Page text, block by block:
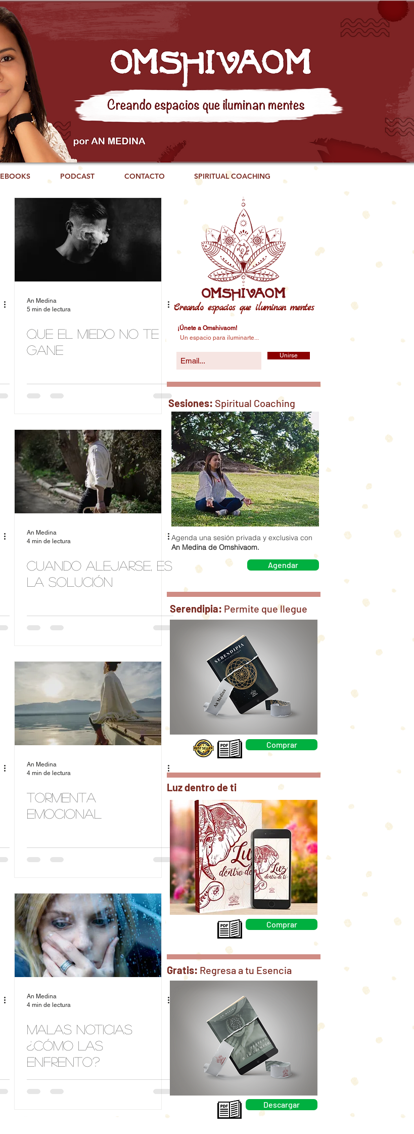
EBOOKS PODCAST CONTACTO SPIRITUAL COACHING
An Medina
5 min de lectura
Que el miedo no te
gane
An Medina
4 min de lectura
Cuando alejarse, es
la solución
An Medina
4 min de lectura
Tormenta
Emocional
An Medina
4 min de lectura
Malas Noticias
¿Cómo las
enfrento?
Creando espacios que iluminan mentes
¡Únete a Omshivaom!
Un espacio para iluminarte...
Unirse
Sesiones: Spiritual Coaching
Agenda una sesión privada y exclusiva con
An Medina de Omshivaom.
Agendar
Serendipia: Permite que llegue
Comprar
Luz dentro de ti
Comprar
Gratis: Regresa a tu Esencia
Descargar